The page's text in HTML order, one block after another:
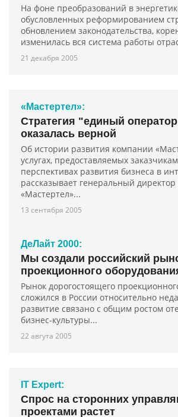
На фоне преобразований в
обусловленных реформированием
обновлением законодательства,
изменилась вся система работы
21 декабря 2005
«Мастертел»:
Стратегия "единый
оказалась верной
Об истории развития компании
услугах, предоставляемых
перспективах развития бизнеса в
рассказывает генеральный
«Мастертел»...
13 сентября 2005
ДеЛайт 2000:
Мы создали российский
проекционного
Рынок дорогостоящего
сложился в России относительно
развитие связано с общим ростом
бизнес-культуры...
22 авгута 2005
IT Expert:
Спрос на сторонних
проектами растет